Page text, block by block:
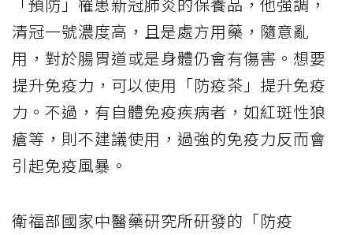
清冠一號濃度高，且是處方用藥，隨意亂
用，對於腸胃道或是身體仍會有傷害。想要
提升免疫力，可以使用「防疫茶」提升免疫
力。不過，有自體免疫疾病者，如紅斑性狼
瘡等，則不建議使用，過強的免疫力反而會
引起免疫風暴。
衛福部國家中醫藥研究所研發的「防疫